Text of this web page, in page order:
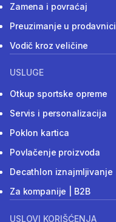
Zamena i povraćaj
Preuzimanje u prodavnici
Vodič kroz veličine
USLUGE
Otkup sportske opreme
Servis i personalizacija
Poklon kartica
Povlačenje proizvoda
Decathlon iznajmljivanje
Za kompanije | B2B
USLOVI KORIŠĆENJA